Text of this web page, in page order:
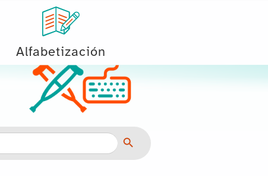
Alfabetización
Botón de búsqueda